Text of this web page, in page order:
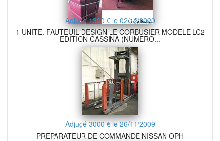
Adjugé 1300 € le 02/12/2020
1 UNITE. FAUTEUIL DESIGN LE CORBUSIER MODELE LC2
EDITION CASSINA (NUMERO...
Adjugé 3000 € le 26/11/2009
PREPARATEUR DE COMMANDE NISSAN OPH